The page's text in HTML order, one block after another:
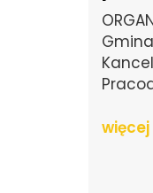
więcej